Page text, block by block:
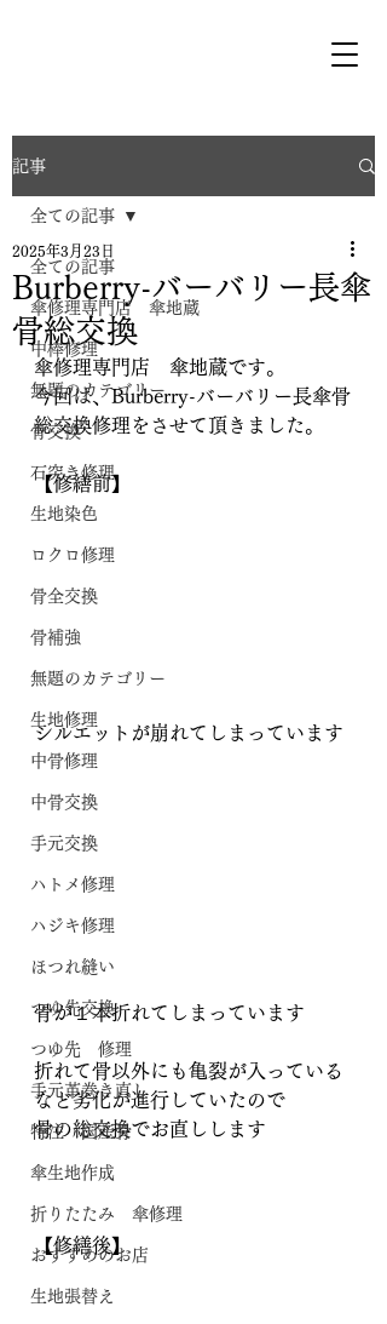
記事
全ての記事
傘修理専門店 傘地蔵
中棒修理
無題のカテゴリー
骨交換
石突き修理
生地染色
ロクロ修理
骨全交換
骨補強
無題のカテゴリー
生地修理
中骨修理
中骨交換
手元交換
ハトメ修理
ハジキ修理
ほつれ縫い
つゆ先交換
つゆ先 修理
手元革巻き直し
特注 国産骨
傘生地作成
折りたたみ 傘修理
おすすめのお店
生地張替え
全ての記事
Burberry-バーバリー長傘
骨総交換
2025年3月23日
傘修理専門店　傘地蔵です。
今回は、Burberry-バーバリー長傘骨
総交換修理をさせて頂きました。
【修繕前】
シルエットが崩れてしまっています
骨が１本折れてしまっています
折れて骨以外にも亀裂が入っている
など劣化が進行していたので
骨の総交換でお直しします
【修繕後】